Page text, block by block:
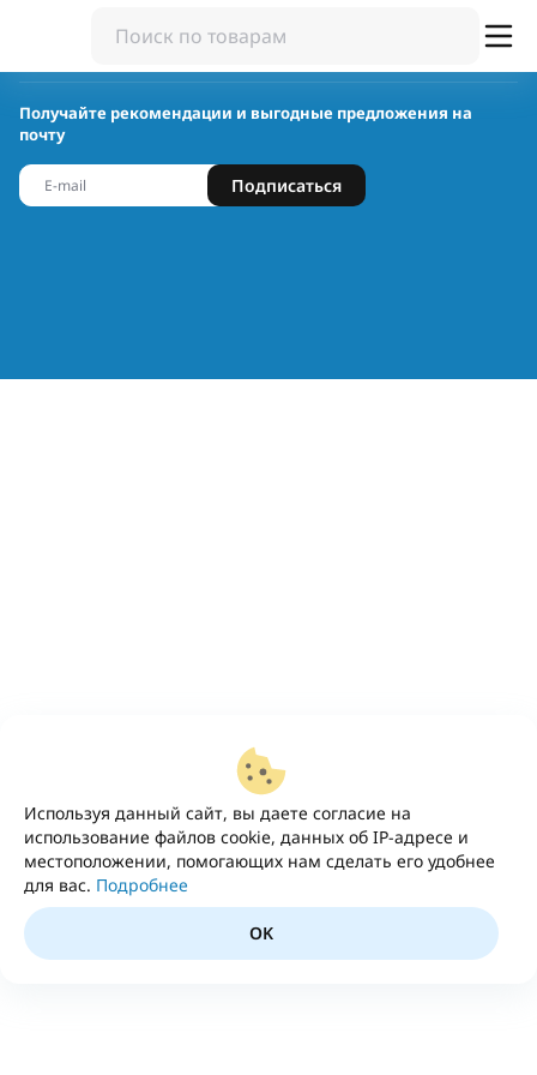
Используя данный сайт, вы даете согласие на
использование файлов cookie, данных об IP-адресе и
местоположении, помогающих нам сделать его удобнее
для вас. Подробнее
OK
Получайте рекомендации и выгодные предложения на
почту
Подписаться